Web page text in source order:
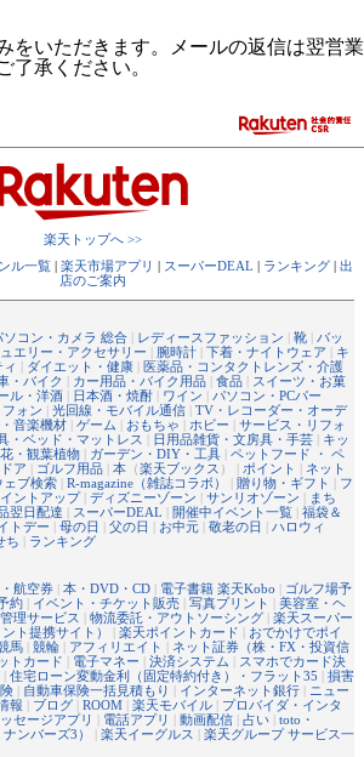
をいただきます。メールの返信は翌営業
了承ください。
楽天トップへ >>
ル一覧 | 楽天市場アプリ | スーパーDEAL | ランキング | 出
店のご案内
ソコン・カメラ 総合 | レディースファッション | 靴 | バッ
エリー・アクセサリー | 腕時計 | 下着・ナイトウェア | キ
| ダイエット・健康 | 医薬品・コンタクトレンズ・介護
・バイク | カー用品・バイク用品 | 食品 | スイーツ・お菓
ル・洋酒 | 日本酒・焼酎 | ワイン | パソコン・PCパー
ォン | 光回線・モバイル通信 | TV・レコーダー・オーデ
音楽機材 | ゲーム | おもちゃ | ホビー | サービス・リフォ
・ベッド・マットレス | 日用品雑貨・文房具・手芸 | キッ
花・観葉植物 | ガーデン・DIY・工具 | ペットフード ・ ペ
ア | ゴルフ用品 | 本 （楽天ブックス ） | ポイント | ネット
ェブ検索 | R-magazine（雑誌コラボ） | 贈り物・ギフト | フ
ントアップ| ディズニーゾーン | サンリオゾーン | まち
翌日配達 | スーパーDEAL | 開催中イベント一覧 | 福袋＆
トデー | 母の日 | 父の日 | お中元 | 敬老の日 | ハロウィ
ち | ランキング
航空券 | 本・DVD・CD | 電子書籍 楽天Kobo | ゴルフ場予
約 | イベント・チケット販売 | 写真プリント | 美容室・ヘ
理サービス | 物流委託・アウトソーシング | 楽天スーパー
ト提携サイト） | 楽天ポイントカード | おでかけでポイ
馬 | 競輪 | アフィリエイト | ネット証券（株・FX・投資信
トカード | 電子マネー | 決済システム | スマホでカード決
| 住宅ローン変動金利（固定特約付き）・フラット35 | 損害
| 自動車保険一括見積もり | インターネット銀行 | ニュー
報 | ブログ | ROOM | 楽天モバイル | プロバイダ・インタ
セージアプリ | 電話アプリ | 動画配信 | 占い | toto・
ンバーズ3） | 楽天イーグルス | 楽天グループ サービス一